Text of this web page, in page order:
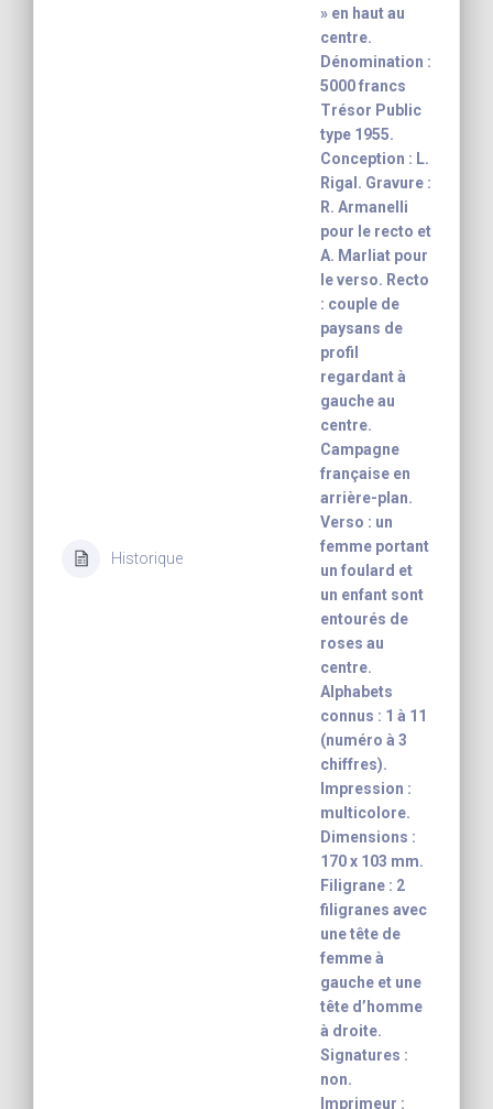
Historique
» en haut au
centre.
Dénomination :
5000 francs
Trésor Public
type 1955.
Conception : L.
Rigal. Gravure :
R. Armanelli
pour le recto et
A. Marliat pour
le verso. Recto
: couple de
paysans de
profil
regardant à
gauche au
centre.
Campagne
française en
arrière-plan.
Verso : un
femme portant
un foulard et
un enfant sont
entourés de
roses au
centre.
Alphabets
connus : 1 à 11
(numéro à 3
chiffres).
Impression :
multicolore.
Dimensions :
170 x 103 mm.
Filigrane : 2
filigranes avec
une tête de
femme à
gauche et une
tête d’homme
à droite.
Signatures :
non.
Imprimeur :